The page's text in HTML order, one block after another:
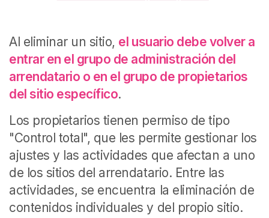
Al eliminar un sitio, el usuario debe volver a
entrar en el grupo de administración del
arrendatario o en el grupo de propietarios
del sitio específico.
Los propietarios tienen permiso de tipo
"Control total", que les permite gestionar los
ajustes y las actividades que afectan a uno
de los sitios del arrendatario. Entre las
actividades, se encuentra la eliminación de
contenidos individuales y del propio sitio.